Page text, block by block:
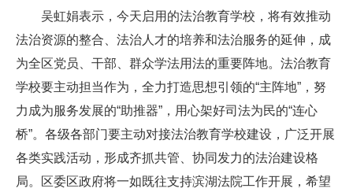
吴虹娟表示，今天启用的法治教育学校，将有效推动
法治资源的整合、法治人才的培养和法治服务的延伸，成
为全区党员、干部、群众学法用法的重要阵地。法治教育
学校要主动担当作为，全力打造思想引领的“主阵地”，努
力成为服务发展的“助推器”，用心架好司法为民的“连心
桥”。各级各部门要主动对接法治教育学校建设，广泛开展
各类实践活动，形成齐抓共管、协同发力的法治建设格
局。区委区政府将一如既往支持滨湖法院工作开展，希望